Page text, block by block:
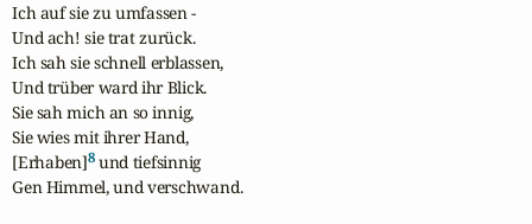
Ich auf sie zu umfassen -
Und ach! sie trat zurück.
Ich sah sie schnell erblassen,
Und trüber ward ihr Blick.
Sie sah mich an so innig,
Sie wies mit ihrer Hand,
[Erhaben]8 und tiefsinnig
Gen Himmel, und verschwand.